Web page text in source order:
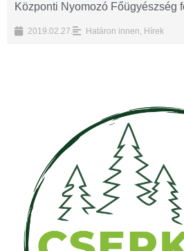
Központi Nyomozó Főügyészség
2019.02.27. Határon innen, Hírek